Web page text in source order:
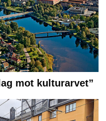
mot kulturarvet”